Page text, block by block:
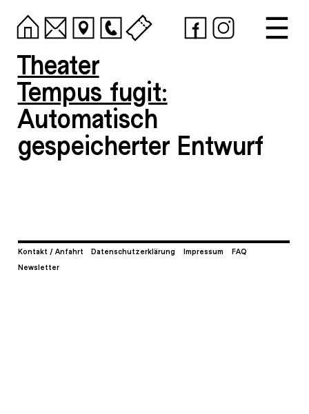
Theater
Tempus fugit:
Automatisch
gespeicherter Entwurf
Kontakt / Anfahrt Datenschutzerklärung Impressum
FAQ
Newsletter